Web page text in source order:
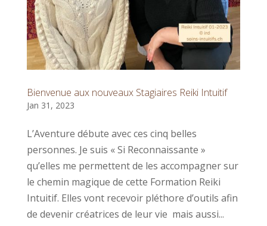
Bienvenue aux nouveaux Stagiaires Reiki Intuitif
Jan 31, 2023
L’Aventure débute avec ces cinq belles
personnes. Je suis « Si Reconnaissante »
qu’elles me permettent de les accompagner sur
le chemin magique de cette Formation Reiki
Intuitif. Elles vont recevoir pléthore d’outils afin
de devenir créatrices de leur vie mais aussi...